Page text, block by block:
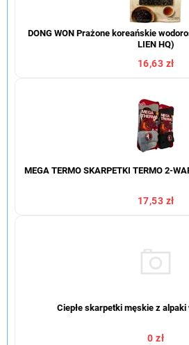
DONG WON Prażone koreańskie
LIEN HQ)
16,63 zł
MEGA TERMO SKARPETKI TERMO 2-
17,53 zł
Ciepłe skarpetki męskie z
0 zł